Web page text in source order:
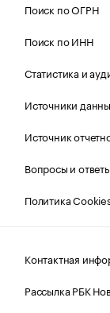
Поиск по ОГРН
Поиск по ИНН
Статистика и
Источники
Источник
Вопросы и ответы
Политика
Контактная
Рассылка РБК